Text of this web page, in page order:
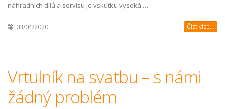
náhradních dílů a servisu je vskutku vysoká.…
03/04/2020 Číst více...
Vrtulník na svatbu – s námi
žádný problém